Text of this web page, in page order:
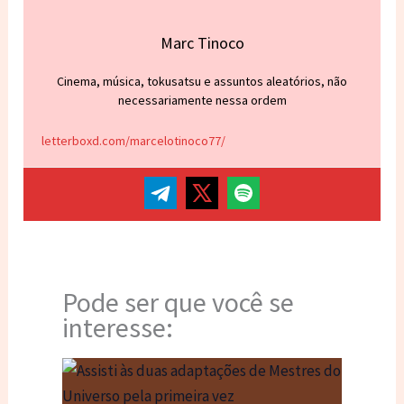
Marc Tinoco
Cinema, música, tokusatsu e assuntos aleatórios, não
necessariamente nessa ordem
letterboxd.com/marcelotinoco77/
Pode ser que você se
interesse: